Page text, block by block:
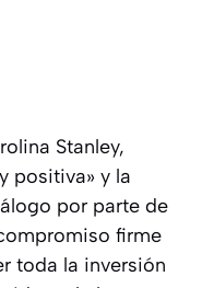
Stanley,
positiva» y la
por parte de
firme
toda la inversión